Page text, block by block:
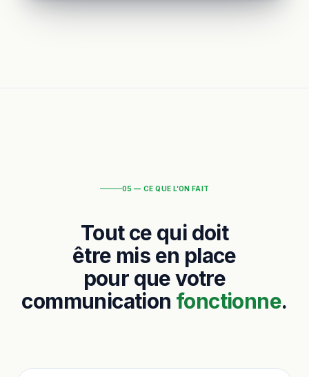
05 — CE QUE L’ON FAIT
Tout ce qui doit
être mis en place
pour que votre
communication fonctionne.